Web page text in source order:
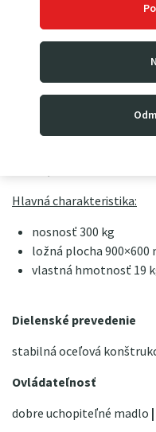
rozmer plošiny (ložnej
tlmiace rázy pri
tak zaberie len minimum
hmotnosti sa veľmi
oceľových trubiek,
Hlavná charakteristika:
nosnosť 300 kg
ložná plocha 900×600
vlastná hmotnosť 19
Dielenské prevedenie
stabilná oceľová
Ovládateľnosť
dobre uchopiteľné madlo |